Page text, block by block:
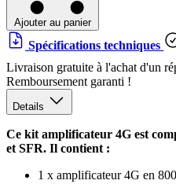
Ajouter au panier
Spécifications techniques
Livraison gratuite à l'achat d'un
Remboursement garanti !
Details
Ce kit amplificateur 4G est
et SFR. Il contient :
1 x amplificateur 4G en